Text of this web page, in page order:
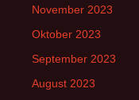
November 2023
Oktober 2023
September 2023
August 2023